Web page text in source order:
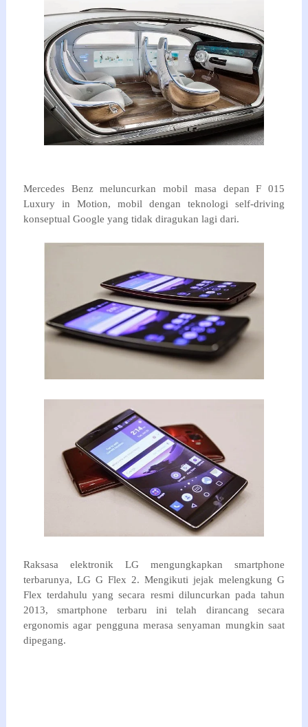
Mercedes Benz meluncurkan mobil masa depanF
015
Luxury
in Motion, mobil
dengan teknologi self-driving
konseptual Google yang tidak diragukan lagi dari.
Raksasa elektronik LG mengungkapkan
smartphone
terbarunya, LG G Flex 2. Mengikuti jejak melengkung G
Flex terdahulu yangsecara resmi diluncurkan pada tahun
2013,
smartphone terbaru initelah
dirancang secara
ergonomisagar pengguna merasa senyaman mungkin saat
dipegang.